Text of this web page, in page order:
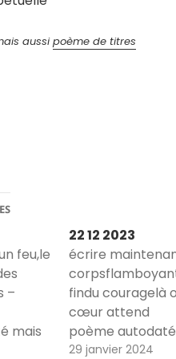
aussipoème de titres
feu,le
–
mais
22 12 2023
écrire
findu couragelà
cœur attend
poème
aussi poème de
29 janvier 2024